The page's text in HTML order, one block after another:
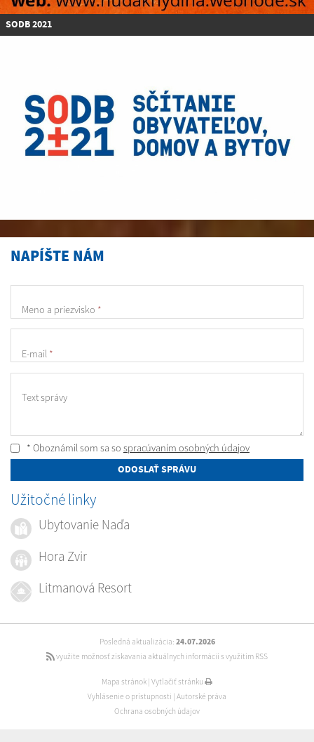
SODB 2021
NAPÍŠTE NÁM
Meno a priezvisko *
E-mail *
Text správy
* Oboznámil som sa so spracúvaním osobných údajov
ODOSLAŤ SPRÁVU
Užitočné linky
Ubytovanie Naďa
Hora Zvir
Litmanová Resort
Posledná aktualizácia: 24.07.2026
využite možnosť získavania aktuálnych informácií s využitím RSS
Mapa stránok Vytlačiť stránku
Vyhlásenie o prístupnosti Autorské práva
Ochrana osobných údajov